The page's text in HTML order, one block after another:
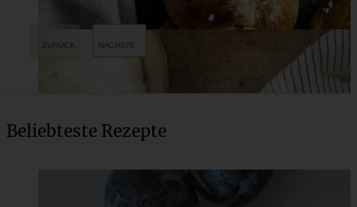
Beliebteste Rezepte